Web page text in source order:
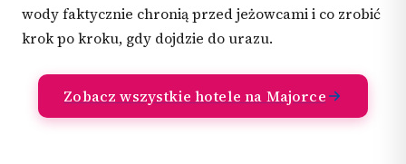
wody faktycznie chronią przed jeżowcami i co zrobić
krok po kroku, gdy dojdzie do urazu.
Zobacz wszystkie hotele na Majorce